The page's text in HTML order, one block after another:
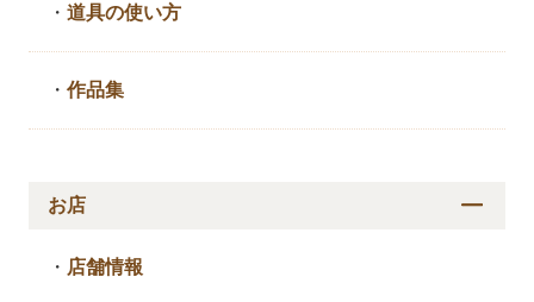
・道具の使い方
・作品集
お店
・ 店舗情報